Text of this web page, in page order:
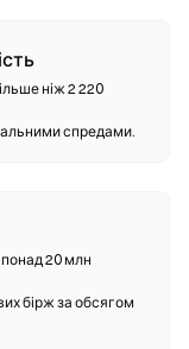
дозволяють
Деякі гаманці
купувати
звертаючись до
сід-фрази та
без
контракти для
чи
ніж 2 220
спредами.
20 млн
бірж за обсягом